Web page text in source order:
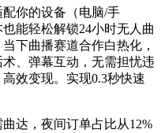
你的设备（电脑/手
能轻松解锁24小时无人曲
下曲播赛道合作白热化，
、弹幕互动，无需担忧违
效变现。实现0.3秒快速
达，夜间订单占比从12%